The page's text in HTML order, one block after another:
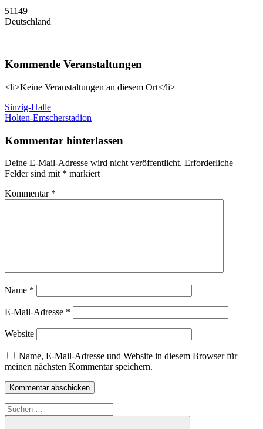
51149
Deutschland
Kommende Veranstaltungen
<li>Keine Veranstaltungen an diesem Ort</li>
Beitragsnavigation
Vorheriger
Beitrag:
Sinzig-Halle
Nächster
Holten-Emscherstadion
Kommentar hinterlassen
Deine E-Mail-Adresse wird nicht veröffentlicht. Erforderliche
Felder sind mit * markiert
Kommentar *
Name *
E-Mail-Adresse *
Website
Name, E-Mail-Adresse und Website in diesem Browser für
meinen nächsten Kommentar speichern.
Suchen
nach: